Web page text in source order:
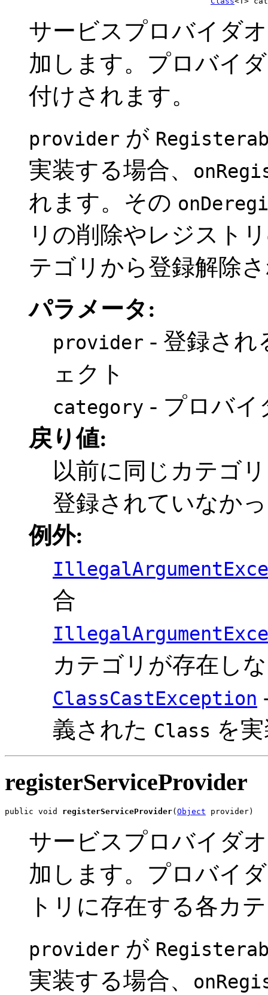
サービスプロバイダ
加します。プロバイ
付けされます。
provider が
実装する場合、
れます。その
リの削除やレジスト
テゴリから登録解除
パラメータ:
provider - 登録され
ェクト
category - プロバイ
戻り値:
以前に同じカテゴ
登録されていなか
例外:
合
カテゴリが存在し
ClassCastException
義された Class を
registerServiceProvider
public void registerServiceProvider( Object provider)
サービスプロバイダ
加します。プロバイ
トリに存在する各カ
provider が
実装する場合、